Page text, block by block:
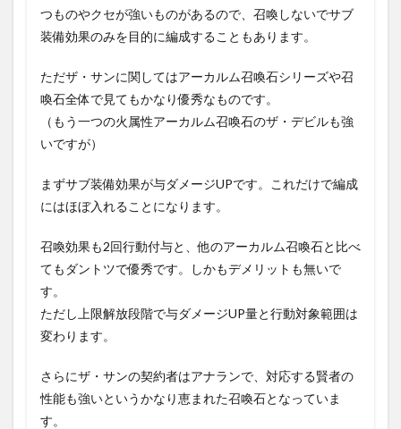
つものやクセが強いものがあるので、召喚しないでサブ
装備効果のみを目的に編成することもあります。
ただザ・サンに関してはアーカルム召喚石シリーズや召
喚石全体で見てもかなり優秀なものです。
（もう一つの火属性アーカルム召喚石のザ・デビルも強
いですが）
まずサブ装備効果が与ダメージUPです。これだけで編成
にはほぼ入れることになります。
召喚効果も2回行動付与と、他のアーカルム召喚石と比べ
てもダントツで優秀です。しかもデメリットも無いで
す。
ただし上限解放段階で与ダメージUP量と行動対象範囲は
変わります。
さらにザ・サンの契約者はアナランで、対応する賢者の
性能も強いというかなり恵まれた召喚石となっていま
す。